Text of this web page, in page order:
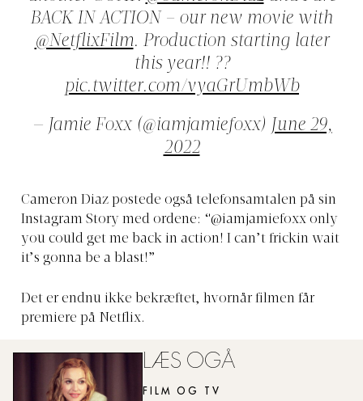
BACK IN ACTION – our new movie with
@NetflixFilm. Production starting later
this year!! ??
pic.twitter.com/vyaGrUmbWb
— Jamie Foxx (@iamjamiefoxx) June 29,
2022
Cameron Diaz postede også telefonsamtalen på sin
Instagram Story med ordene: “@iamjamiefoxx only
you could get me back in action! I can’t frickin wait
it’s gonna be a blast!”
Det er endnu ikke bekræftet, hvornår filmen får
premiere på Netflix.
LÆS OGÅ
FILM OG TV